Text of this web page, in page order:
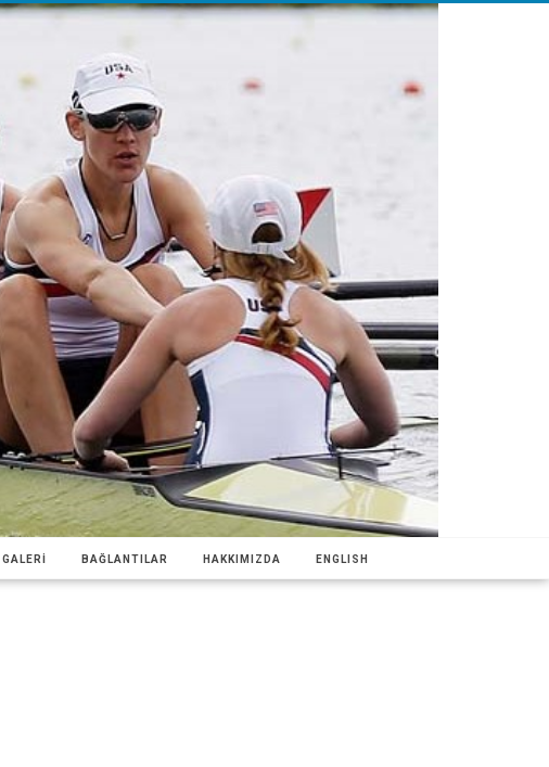
GALERİ BAĞLANTILAR HAKKIMIZDA ENGLISH